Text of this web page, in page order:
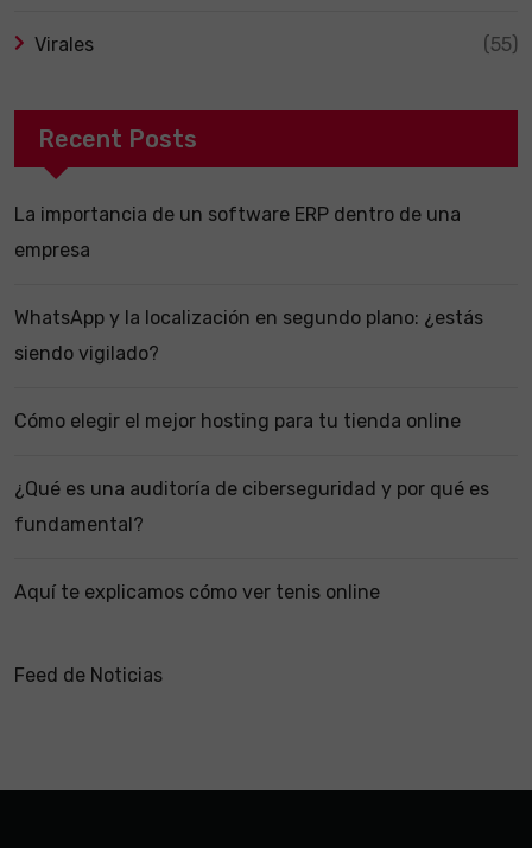
Virales (55)
Recent Posts
La importancia de un software ERP dentro de una
empresa
WhatsApp y la localización en segundo plano: ¿estás
siendo vigilado?
Cómo elegir el mejor hosting para tu tienda online
¿Qué es una auditoría de ciberseguridad y por qué es
fundamental?
Aquí te explicamos cómo ver tenis online
Feed de Noticias